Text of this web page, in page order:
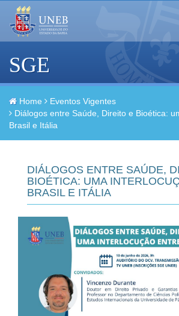
SGE
Home
Eventos Vigentes
Diálogos entre Saúde, Direito e Bioética:
Brasil e Itália
DIÁLOGOS ENTRE SAÚDE,
BIOÉTICA: UMA
BRASIL E ITÁLIA